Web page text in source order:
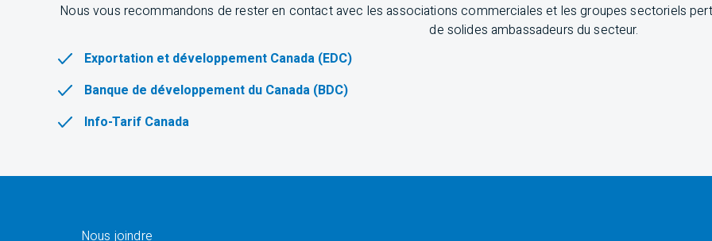
Nous vous recommandons de rester en contact avec les associations commerciales et les groupes sectoriels
de solides ambassadeurs du secteur.
Exportation et développement Canada (EDC)
Banque de développement du Canada (BDC)
Info-Tarif Canada
Nous joindre